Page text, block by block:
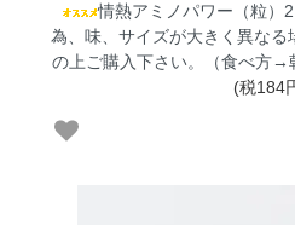
情熱アミノパワー（粒）
為、味、サイズが大きく異なる
の上ご購入下さい。（食べ方→
(税184